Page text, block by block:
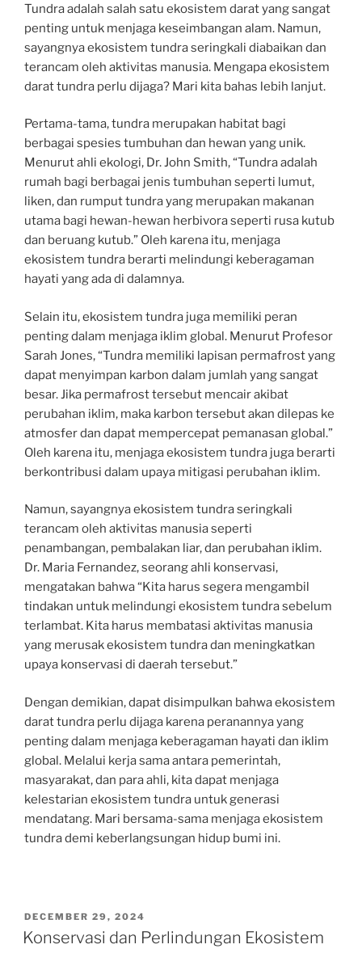
Tundra adalah salah satu ekosistem darat yang sangat
penting untuk menjaga keseimbangan alam. Namun,
sayangnya ekosistem tundra seringkali diabaikan dan
terancam oleh aktivitas manusia. Mengapa ekosistem
darat tundra perlu dijaga? Mari kita bahas lebih lanjut.
Pertama-tama, tundra merupakan habitat bagi
berbagai spesies tumbuhan dan hewan yang unik.
Menurut ahli ekologi, Dr. John Smith, “Tundra adalah
rumah bagi berbagai jenis tumbuhan seperti lumut,
liken, dan rumput tundra yang merupakan makanan
utama bagi hewan-hewan herbivora seperti rusa kutub
dan beruang kutub.” Oleh karena itu, menjaga
ekosistem tundra berarti melindungi keberagaman
hayati yang ada di dalamnya.
Selain itu, ekosistem tundra juga memiliki peran
penting dalam menjaga iklim global. Menurut Profesor
Sarah Jones, “Tundra memiliki lapisan permafrost yang
dapat menyimpan karbon dalam jumlah yang sangat
besar. Jika permafrost tersebut mencair akibat
perubahan iklim, maka karbon tersebut akan dilepas ke
atmosfer dan dapat mempercepat pemanasan global.”
Oleh karena itu, menjaga ekosistem tundra juga berarti
berkontribusi dalam upaya mitigasi perubahan iklim.
Namun, sayangnya ekosistem tundra seringkali
terancam oleh aktivitas manusia seperti
penambangan, pembalakan liar, dan perubahan iklim.
Dr. Maria Fernandez, seorang ahli konservasi,
mengatakan bahwa “Kita harus segera mengambil
tindakan untuk melindungi ekosistem tundra sebelum
terlambat. Kita harus membatasi aktivitas manusia
yang merusak ekosistem tundra dan meningkatkan
upaya konservasi di daerah tersebut.”
Dengan demikian, dapat disimpulkan bahwa ekosistem
darat tundra perlu dijaga karena peranannya yang
penting dalam menjaga keberagaman hayati dan iklim
global. Melalui kerja sama antara pemerintah,
masyarakat, dan para ahli, kita dapat menjaga
kelestarian ekosistem tundra untuk generasi
mendatang. Mari bersama-sama menjaga ekosistem
tundra demi keberlangsungan hidup bumi ini.
POSTED
ON
DECEMBER 29, 2024
Konservasi dan Perlindungan Ekosistem